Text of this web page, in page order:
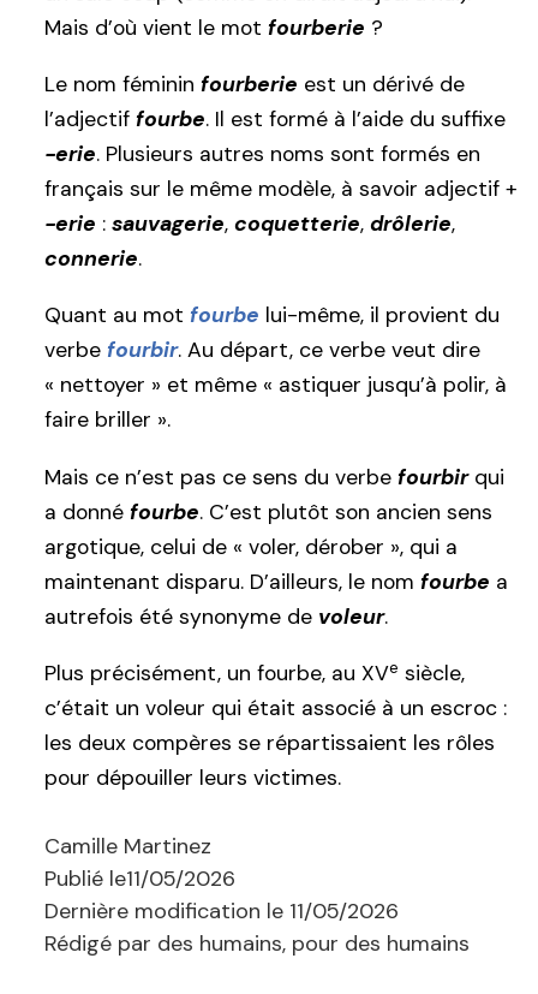
Mais d’où vient le mot fourberie ?
Le nom féminin fourberie est un dérivé de
l’adjectif fourbe. Il est formé à l’aide du suffixe
-erie. Plusieurs autres noms sont formés en
français sur le même modèle, à savoir adjectif +
-erie : sauvagerie, coquetterie, drôlerie,
connerie.
Quant au mot fourbe lui-même, il provient du
verbe fourbir. Au départ, ce verbe veut dire
« nettoyer » et même « astiquer jusqu’à polir, à
faire briller ».
Mais ce n’est pas ce sens du verbe fourbirqui
a donné fourbe. C’est plutôt son ancien sens
argotique, celui de « voler, dérober », qui a
maintenant disparu. D’ailleurs, le nom fourbe a
autrefois été synonyme de voleur.
Plus précisément, un fourbe, au XVe siècle,
c’était un voleur qui était associé à un escroc :
les deux compères se répartissaient les rôles
pour dépouiller leurs victimes.
Camille Martinez
Publié le11/05/2026
Dernière modification le 11/05/2026
Rédigé par des humains, pour des humains